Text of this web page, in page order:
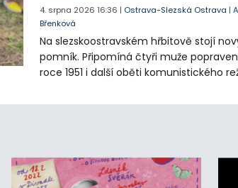
4. srpna 2026 16:36 | Ostrava-Slezská Ostrava |
Břenková
Na slezskoostravském hřbitově stojí
pomník. Připomíná čtyři muže
roce 1951 i další oběti komunistického
utajeno přes sedmdesát let.